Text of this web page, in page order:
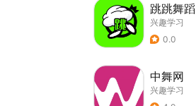
跳跳舞蹈
兴趣学习
0.0
中舞网
兴趣学习